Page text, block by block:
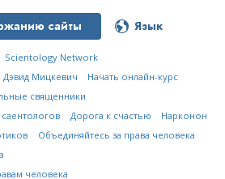
сайты Язык
Scientology Network
Дэвид Мицкевич
Начать онлайн-курс
священники
Дорога к счастью
Нарконон
Объединяйтесь за права человека
человека